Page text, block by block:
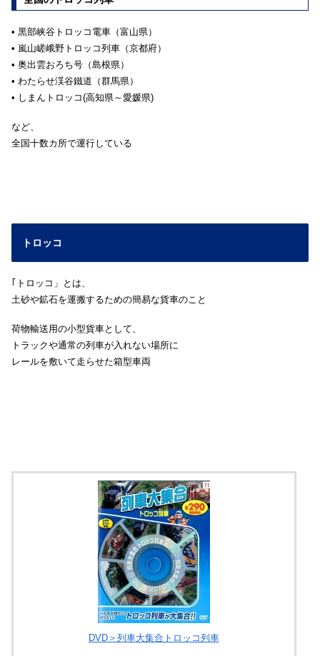
• 黒部峡谷トロッコ電車（富山県）
• 嵐山嵯峨野トロッコ列車（京都府）
• 奥出雲おろち号（島根県）
• わたらせ渓谷鐵道（群馬県）
• しまんトロッコ(高知県～愛媛県)
など、
全国十数カ所で運行している
トロッコ
｢トロッコ」とは、
土砂や鉱石を運搬するための簡易な貨車のこと
荷物輸送用の小型貨車として、
トラックや通常の列車が入れない場所に
レールを敷いて走らせた箱型車両
DVD＞列車大集合トロッコ列車